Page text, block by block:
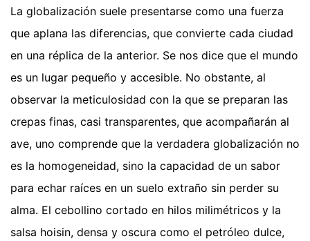
La globalización suele presentarse como una fuerza
que aplana las diferencias, que convierte cada ciudad
en una réplica de la anterior. Se nos dice que el mundo
es un lugar pequeño y accesible. No obstante, al
observar la meticulosidad con la que se preparan las
crepas finas, casi transparentes, que acompañarán al
ave, uno comprende que la verdadera globalización no
es la homogeneidad, sino la capacidad de un sabor
para echar raíces en un suelo extraño sin perder su
alma. El cebollino cortado en hilos milimétricos y la
salsa hoisin, densa y oscura como el petróleo dulce,